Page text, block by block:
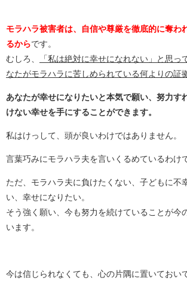
モラハラ被害者は、自信や尊厳を徹底的に奪わ
るからです。
むしろ、
「私は絶対に幸せになれない」と思っ
なたがモラハラに苦しめられている何よりの証
あなたが幸せになりたいと本気で願い、努力す
けない幸せを手にすることができます。
私はけっして、頭が良いわけではありません。
言葉巧みにモラハラ夫を言いくるめているわけ
ただ、モラハラ夫に負けたくない、子どもに不
い、幸せになりたい。
そう強く願い、今も努力を続けていることが今
います。
今は信じられなくても、心の片隅に置いておい